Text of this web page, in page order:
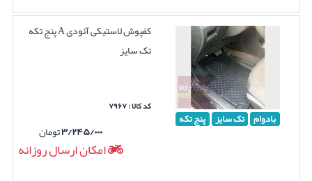
بادوام تک سایز پنج تکه
کفپوش لاستیکی آئودی A پنج تکه
تک سایز
کد کالا : ۷۹۶۷
۳/۲۴۵/۰۰۰تومان
امکان ارسال روزانه